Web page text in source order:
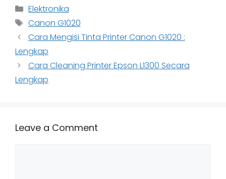
Categories
Elektronika
Tags
Canon G1020
Cara Mengisi Tinta Printer Canon G1020 :
Lengkap
Cara Cleaning Printer Epson L1300 Secara
Lengkap
Leave a Comment